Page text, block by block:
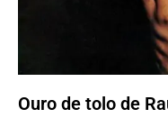
Ouro de tolo de